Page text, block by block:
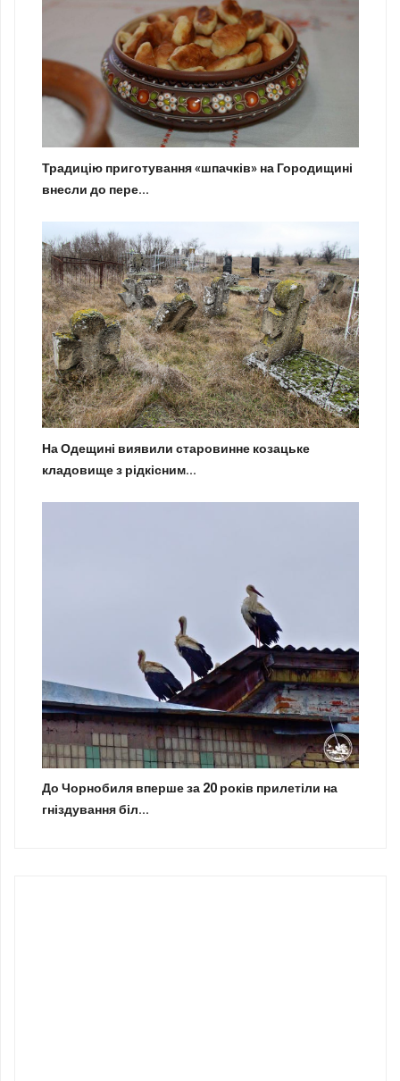
Традицію приготування «шпачків» на Городищині
внесли до пере...
На Одещині виявили старовинне козацьке
кладовище з рідкісним...
До Чорнобиля вперше за 20 років прилетіли на
гніздування біл...